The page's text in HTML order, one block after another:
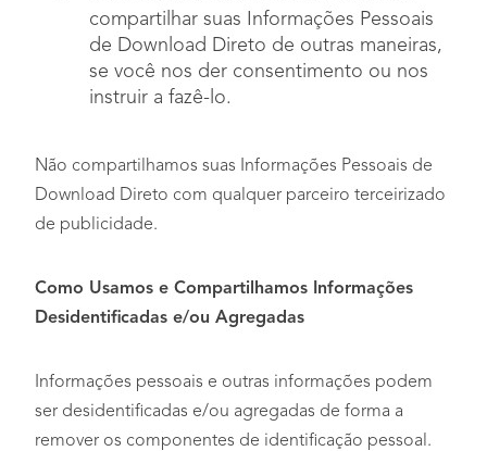
compartilhar suas Informações Pessoais
de Download Direto de outras maneiras,
se você nos der consentimento ou nos
instruir a fazê-lo.
Não compartilhamos suas Informações Pessoais de
Download Direto com qualquer parceiro terceirizado
de publicidade.
Como Usamos e Compartilhamos Informações
Desidentificadas e/ou Agregadas
Informações pessoais e outras informações podem
ser desidentificadas e/ou agregadas de forma a
remover os componentes de identificação pessoal.